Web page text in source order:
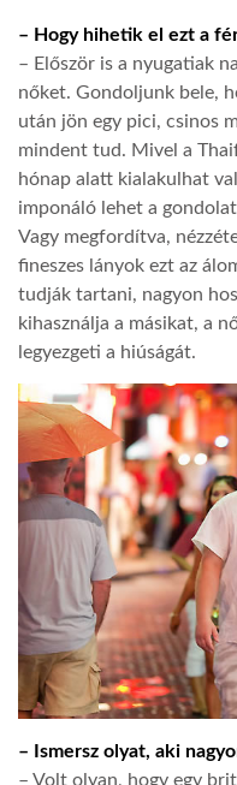
– Hogy hihetik el ezt a
– Először is a nyugatiak
nőket. Gondoljunk bele,
után jön egy pici, csinos
mindent tud. Mivel a
hónap alatt kialakulhat
imponáló lehet a
Vagy megfordítva,
fineszes lányok ezt az
tudják tartani, nagyon
kihasználja a másikat, a
legyezgeti a hiúságát.
– Ismersz olyat, aki
– Volt olyan, hogy egy